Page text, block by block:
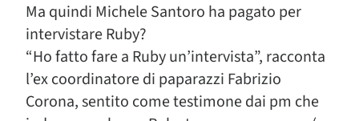
Ma quindi Michele Santoro ha pagato per
intervistare Ruby?
“Ho fatto fare a Ruby un’intervista”, racconta
l’ex coordinatore di paparazzi Fabrizio
Corona, sentito come testimone dai pm che